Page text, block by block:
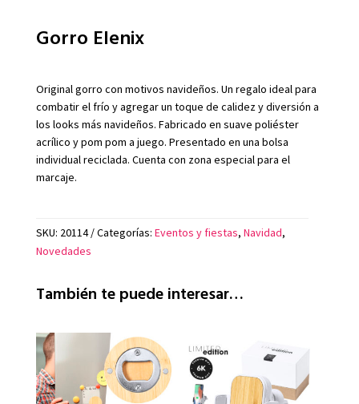
Gorro Elenix
Original gorro con motivos navideños. Un regalo ideal para
combatir el frío y agregar un toque de calidez y diversión a
los looks más navideños. Fabricado en suave poliéster
acrílico y pom pom a juego. Presentado en una bolsa
individual reciclada. Cuenta con zona especial para el
marcaje.
SKU: 20114 Categorías: Eventos y fiestas, Navidad,
Novedades
También te puede interesar…